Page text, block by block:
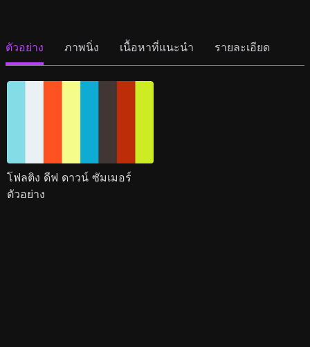
ตัวอย่าง ภาพนิ่ง เนื้อหาที่แนะนำ รายละเอียด
โฟลติง ดีฟ ดาวน์ ซัมเมอร์
ตัวอย่าง